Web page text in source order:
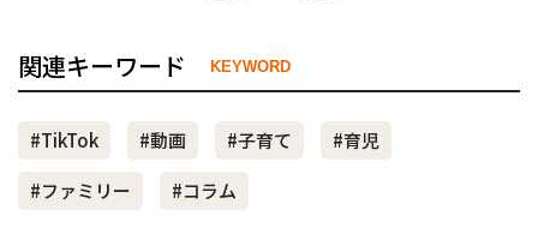
関連キーワード KEYWORD
#TikTok #動画 #子育て
#育児
#ファミリー
#コラム